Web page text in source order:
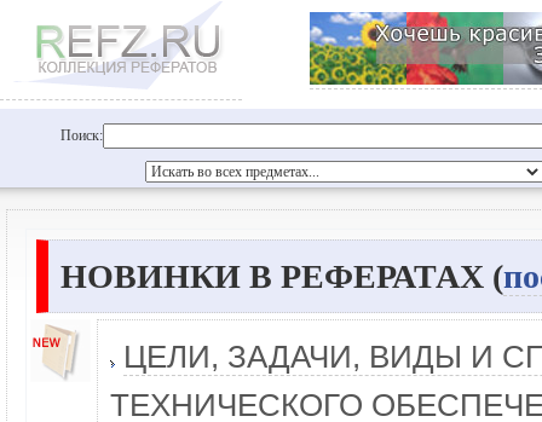
Поиск:
НОВИНКИ В РЕФЕРАТАХ (
ЦЕЛИ, ЗАДАЧИ, ВИДЫ И
ТЕХНИЧЕСКОГО